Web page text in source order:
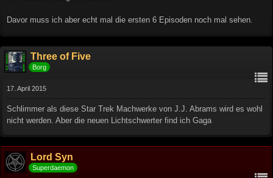
Davor muss ich aber echt mal die ersten 6 Episoden noch mal sehen.
Three of Five
Borg
17. April 2015
Schlimmer als diese Star Trek Machwerke von J.J. Abrams wird es wohl
nicht werden. Aber die neuen Lichtschwerter find ich Gaga
Lord Syn
Superdaemon